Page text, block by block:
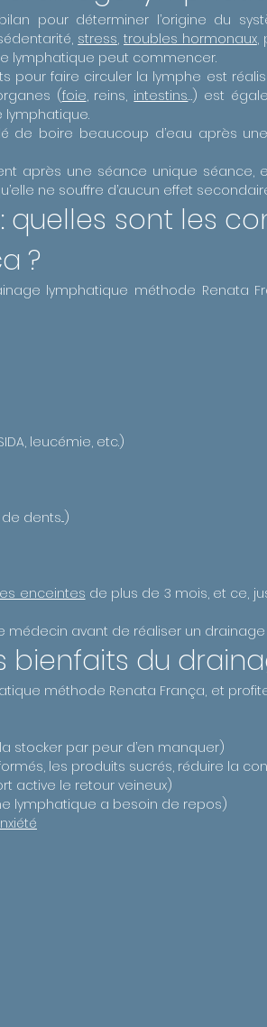
pour déterminer l’origine du
stress,troubles hormonaux,
lymphatique peut commencer.
pour faire circuler la lymphe est
(foie, reins, intestins…) est
lymphatique.
de boire beaucoup d’eau après
après une séance unique séance,
ne souffre d’aucun effet
quelles sont les
?
lymphatique méthode Renata
leucémie, etc.)
dents...)
enceintes de plus de 3 mois, et ce,
médecin avant de réaliser un drainage
du
méthode Renata França, et
stocker par peur d’en manquer)
les produits sucrés, réduire la
active le retour veineux)
lymphatique a besoin de repos)